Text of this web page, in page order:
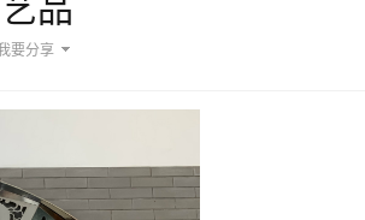
品
要分享